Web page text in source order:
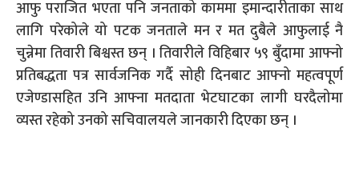
आफु पराजित भएता पनि जनताको काममा इमान्दारीताका साथ
लागि परेकोले यो पटक जनताले मन र मत दुबैले आफुलाई नै
चुन्नेमा तिवारी बिश्वस्त छन् । तिवारीले विहिबार ५९ बुँदामा आफ्नो
प्रतिबद्धता पत्र सार्वजनिक गर्दै सोही दिनबाट आफ्नो महत्वपूर्ण
एजेण्डासहित उनि आफ्ना मतदाता भेटघाटका लागी घरदैलोमा
व्यस्त रहेको उनको सचिवालयले जानकारी दिएका छन् ।